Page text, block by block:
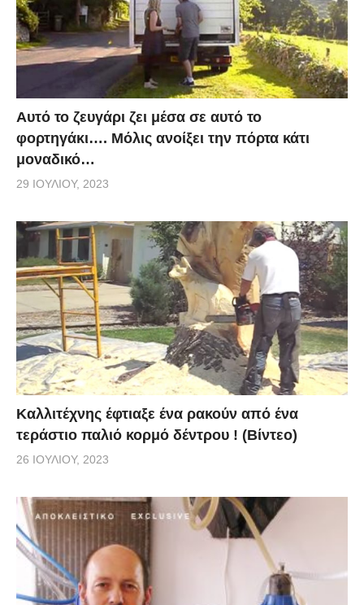
Αυτό το ζευγάρι ζει μέσα σε αυτό το
φορτηγάκι…. Μόλις ανοίξει την πόρτα κάτι
μοναδικό…
29 ΙΟΥΛΊΟΥ, 2023
Καλλιτέχνης έφτιαξε ένα ρακούν από ένα
τεράστιο παλιό κορμό δέντρου ! (Βίντεο)
26 ΙΟΥΛΊΟΥ, 2023